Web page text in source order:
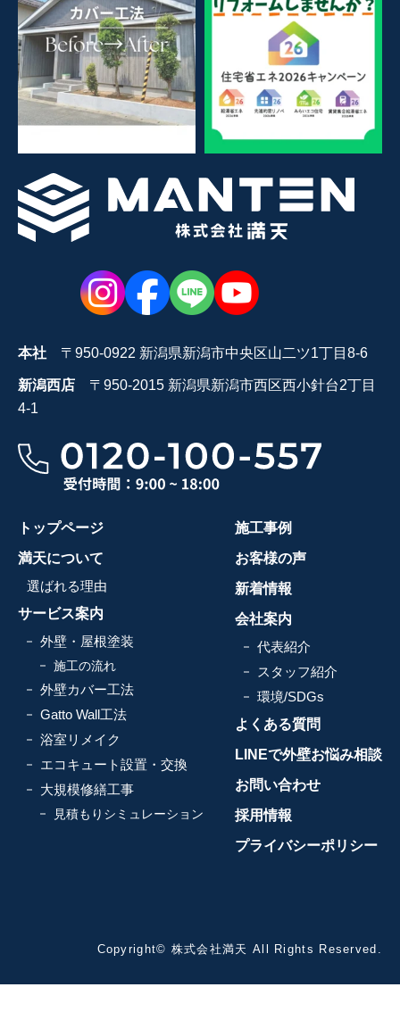
本社 〒950-0922 新潟県新潟市中央区山二ツ1丁目8-6
新潟西店 〒950-2015 新潟県新潟市西区西小針台2丁目
4-1
トップページ
満天について
選ばれる理由
サービス案内
外壁・屋根塗装
施工の流れ
外壁カバー工法
Gatto Wall工法
浴室リメイク
エコキュート設置・交換
大規模修繕工事
見積もりシミュレーション
施工事例
お客様の声
新着情報
会社案内
代表紹介
スタッフ紹介
環境/SDGs
よくある質問
LINEで外壁お悩み相談
お問い合わせ
採用情報
プライバシーポリシー
Copyright© 株式会社満天 All Rights Reserved.